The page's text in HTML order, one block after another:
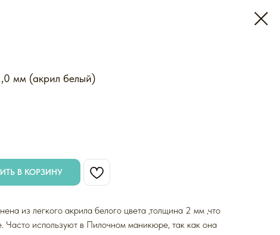
мм (акрил белый)
В КОРЗИНУ
из легкого акрила белого цвета ,толщина 2 мм ,что
Часто используют в Пилочном маникюре, так как она